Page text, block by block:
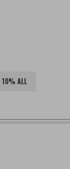
10% ALL